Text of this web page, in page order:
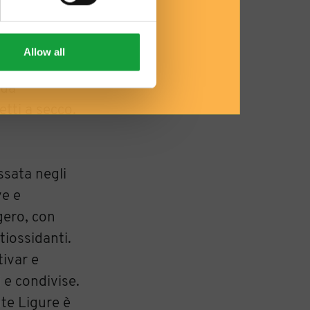
Allow all
arbusti
del
terra che
negli
e
con
e
condivise.
Ligure è